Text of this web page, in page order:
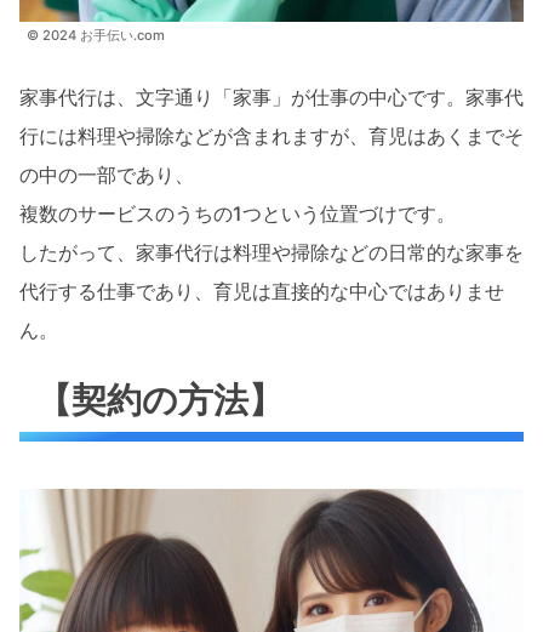
© 2024 お手伝い.com
家事代行は、文字通り「家事」が仕事の中心です。家事代
行には料理や掃除などが含まれますが、育児はあくまでそ
の中の一部であり、
複数のサービスのうちの1つという位置づけです。
したがって、家事代行は料理や掃除などの日常的な家事を
代行する仕事であり、育児は直接的な中心ではありませ
ん。
【契約の方法】